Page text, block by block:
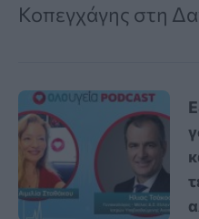
Κοπεγχάγης στη